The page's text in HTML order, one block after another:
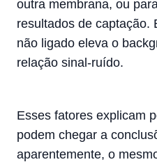
outra membrana, ou
resultados de captação.
não ligado eleva o
relação sinal-ruído.
Esses fatores explicam
podem chegar a
aparentemente, o